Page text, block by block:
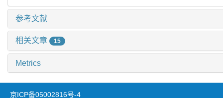
参考文献
相关文章 15
Metrics
京ICP备05002816号-4